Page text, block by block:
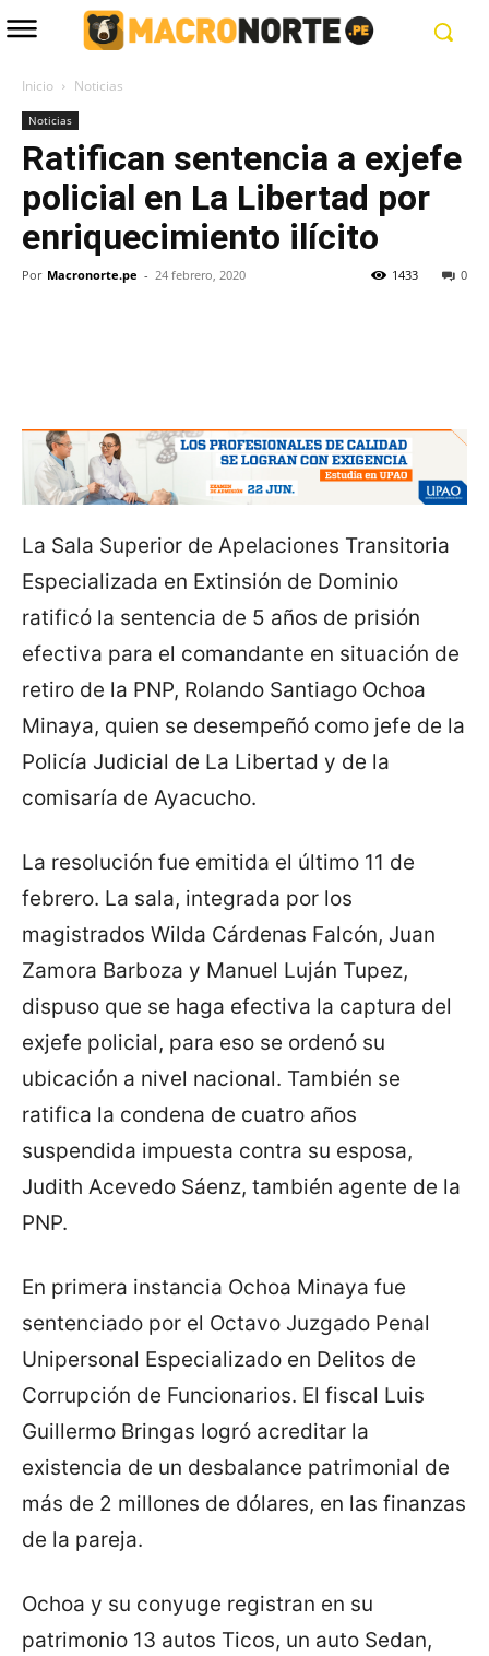
Inicio Noticias
Noticias
Ratifican sentencia a exjefe
policial en La Libertad por
enriquecimiento ilícito
Por Macronorte.pe - 24 febrero, 2020 0
1433
La Sala Superior de Apelaciones Transitoria
Especializada en Extinsión de Dominio
ratificó la sentencia de 5 años de prisión
efectiva para el comandante en situación de
retiro de la PNP, Rolando Santiago Ochoa
Minaya, quien se desempeñó como jefe de la
Policía Judicial de La Libertad y de la
comisaría de Ayacucho.
La resolución fue emitida el último 11 de
febrero. La sala, integrada por los
magistrados Wilda Cárdenas Falcón, Juan
Zamora Barboza y Manuel Luján Tupez,
dispuso que se haga efectiva la captura del
exjefe policial, para eso se ordenó su
ubicación a nivel nacional. También se
ratifica la condena de cuatro años
suspendida impuesta contra su esposa,
Judith Acevedo Sáenz, también agente de la
PNP.
En primera instancia Ochoa Minaya fue
sentenciado por el Octavo Juzgado Penal
Unipersonal Especializado en Delitos de
Corrupción de Funcionarios. El fiscal Luis
Guillermo Bringas logró acreditar la
existencia de un desbalance patrimonial de
más de 2 millones de dólares, en las finanzas
de la pareja.
Ochoa y su conyuge registran en su
patrimonio 13 autos Ticos, un auto Sedan,